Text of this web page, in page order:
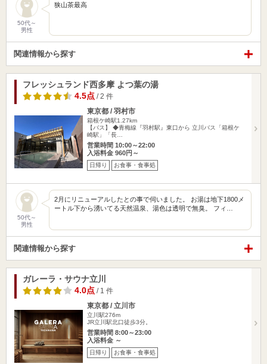
50代～
男性
狭山茶最高
関連情報から探す
フレッシュランド西多摩 よつ葉の湯
4.5点 / 2 件
東京都 / 羽村市
箱根ケ崎駅1.27km
【バス】 ◆青梅線『羽村駅』東口から 立川バス「箱根ケ
崎駅」「長…
営業時間 10:00～22:00
入浴料金 960円～
日帰り お食事・食事処
50代～
男性
2月にリニューアルしたとの事で伺いました。 お湯は地下1800メ
ートル下から湧いてる天然温泉、湯色は透明で無臭。 フィ…
関連情報から探す
ガレーラ・サウナ立川
4.0点 / 1 件
東京都 / 立川市
立川駅276m
JR立川駅北口徒歩3分。
営業時間 8:00～23:00
入浴料金 ～
日帰り お食事・食事処